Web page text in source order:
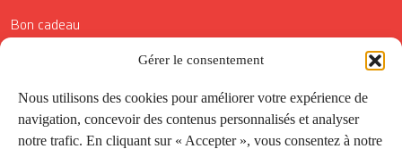
Gérer le consentement
Nous utilisons des cookies pour améliorer votre expérience de
navigation, concevoir des contenus personnalisés et analyser
notre trafic. En cliquant sur « Accepter », vous consentez à notre
Bon cadeau
Conditions générales de vente
Réductions de la Carte Côté Courrier
Application